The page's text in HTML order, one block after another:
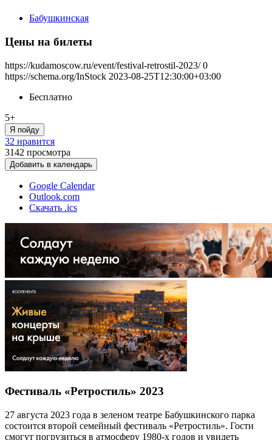
Бабушкинская
Цены на билеты
https://kudamoscow.ru/event/festival-retrostil-2023/ 0
https://schema.org/InStock 2023-08-25T12:30:00+03:00
Бесплатно
5+
Я пойду
32 нравится
3142 просмотра
Добавить в календарь
Google Calendar
Outlook.com
Скачать .ics
Фестиваль «Ретростиль» 2023
27 августа 2023 года в зеленом театре Бабушкинского парка
состоится второй семейный фестиваль «Ретростиль». Гости
смогут погрузиться в атмосферу 1980-х годов и увидеть